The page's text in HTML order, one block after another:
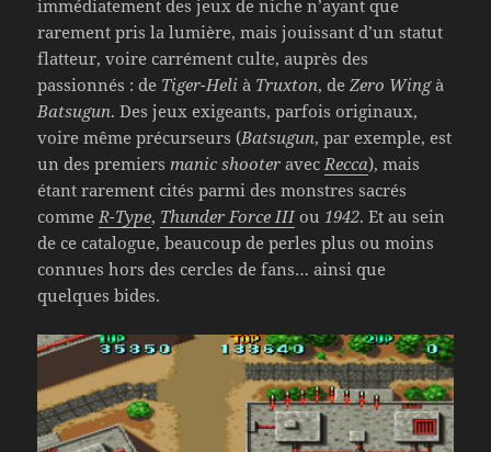
immédiatement des jeux de niche n’ayant que
rarement pris la lumière, mais jouissant d’un statut
flatteur, voire carrément culte, auprès des
passionnés : de Tiger-Heli à Truxton, deZero Wingà
Batsugun. Des jeux exigeants, parfois originaux,
voire même précurseurs (Batsugun, par exemple, est
un des premiers manic shooter avec Recca), mais
étant rarement cités parmi des monstres sacrés
comme R-Type, Thunder Force IIIou 1942. Et au sein
de ce catalogue, beaucoup de perles plus ou moins
connues hors des cercles de fans… ainsi que
quelques bides.